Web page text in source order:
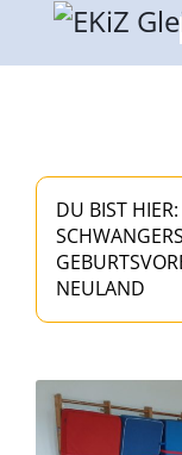
DU BIST HIER:
NEULAND